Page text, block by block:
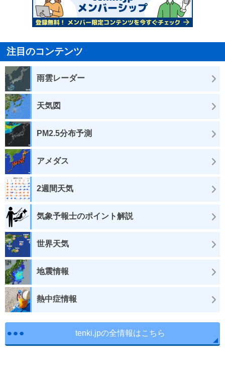
注目のコンテンツ
雨雲レーダー
天気図
PM2.5分布予測
アメダス
2週間天気
気象予報士のポイント解説
世界天気
地震情報
熱中症情報
tenki.jpの全情報はこちら